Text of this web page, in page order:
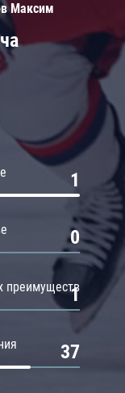
1
0
преимуществ
1
37
Максим